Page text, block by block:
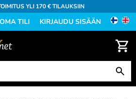
YLI 170 € TILAUKSIIN
OMA TILI KIRJAUDU SISÄÄN